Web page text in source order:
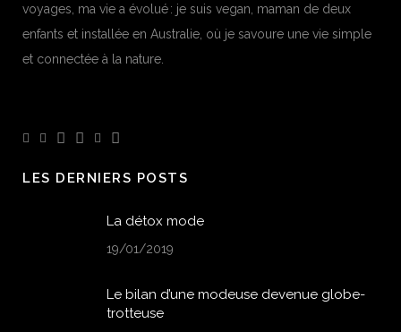
voyages, ma vie a évolué : je suis vegan, maman de deux
enfants et installée en Australie, où je savoure une vie simple
et connectée à la nature.
LES DERNIERS POSTS
La détox mode
19/01/2019
Le bilan d’une modeuse devenue globe-
trotteuse